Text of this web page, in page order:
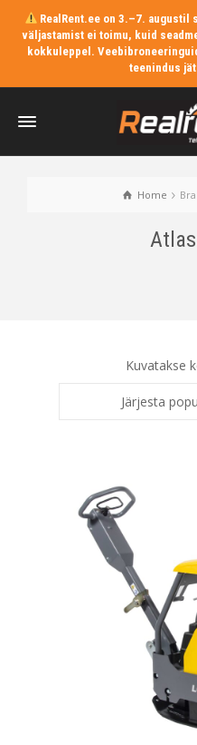
RealRent.ee on 3.–7.
väljastamist ei toimu, kuid
kokkuleppel.
teenindus
Home
Kuvatakse
Järjesta